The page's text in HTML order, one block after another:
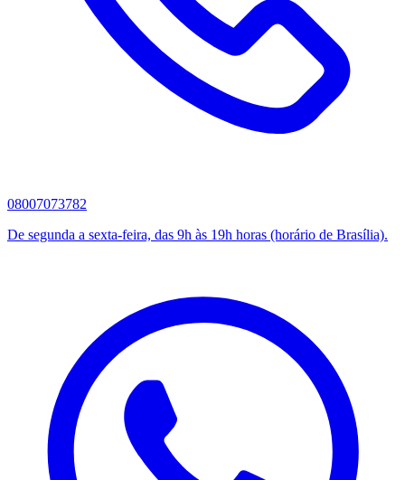
08007073782
De segunda a sexta-feira, das 9h às 19h horas (horário de Brasília).